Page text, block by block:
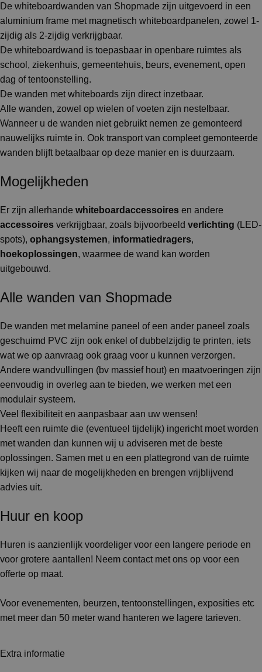
De whiteboardwanden van Shopmade zijn uitgevoerd in een
aluminium frame met magnetisch whiteboardpanelen, zowel 1-
zijdig als 2-zijdig verkrijgbaar.
De whiteboardwand is toepasbaar in openbare ruimtes als
school, ziekenhuis, gemeentehuis, beurs, evenement, open
dag of tentoonstelling.
De wanden met whiteboards zijn direct inzetbaar.
Alle wanden, zowel op wielen of voeten zijn nestelbaar.
Wanneer u de wanden niet gebruikt nemen ze gemonteerd
nauwelijks ruimte in. Ook transport van compleet gemonteerde
wanden blijft betaalbaar op deze manier en is duurzaam.
Mogelijkheden
Er zijn allerhande whiteboardaccessoires en andere
accessoires verkrijgbaar, zoals bijvoorbeeld verlichting (LED-
spots), ophangsystemen, informatiedragers,
hoekoplossingen, waarmee de wand kan worden
uitgebouwd.
Alle wanden van Shopmade
De wanden met melamine paneel of een ander paneel zoals
geschuimd PVC zijn ook enkel of dubbelzijdig te printen, iets
wat we op aanvraag ook graag voor u kunnen verzorgen.
Andere wandvullingen (bv massief hout) en maatvoeringen zijn
eenvoudig in overleg aan te bieden, we werken met een
modulair systeem.
Veel flexibiliteit en aanpasbaar aan uw wensen!
Heeft een ruimte die (eventueel tijdelijk) ingericht moet worden
met wanden dan kunnen wij u adviseren met de beste
oplossingen. Samen met u en een plattegrond van de ruimte
kijken wij naar de mogelijkheden en brengen vrijblijvend
advies uit.
Huur en koop
Huren is aanzienlijk voordeliger voor een langere periode en
voor grotere aantallen! Neem contact met ons op voor een
offerte op maat.
Voor evenementen, beurzen, tentoonstellingen, exposities etc
met meer dan 50 meter wand hanteren we lagere tarieven.
Extra informatie